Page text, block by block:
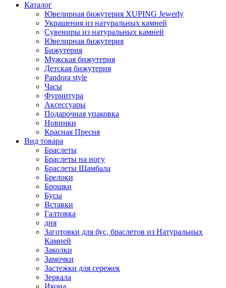
Каталог
Ювелирная бижутерия XUPING Jewerly
Украшения из натуральных камней
Сувениры из натуральных камней
Ювелирная бижутерия
Бижутерия
Мужская бижутерия
Детская бижутерия
Pandora style
Часы
Фурнитура
Аксеcсуары
Подарочная упаковка
Новинки
Красная Пресня
Вид товара
Браслеты
Браслеты на ногу
Браслеты Шамбала
Брелоки
Брошки
Бусы
Вставки
Галтовка
дня
Заготовки для бус, браслетов из Натуральных
Камней
Заколки
Замочки
Застежки для сережек
Зеркала
Икона